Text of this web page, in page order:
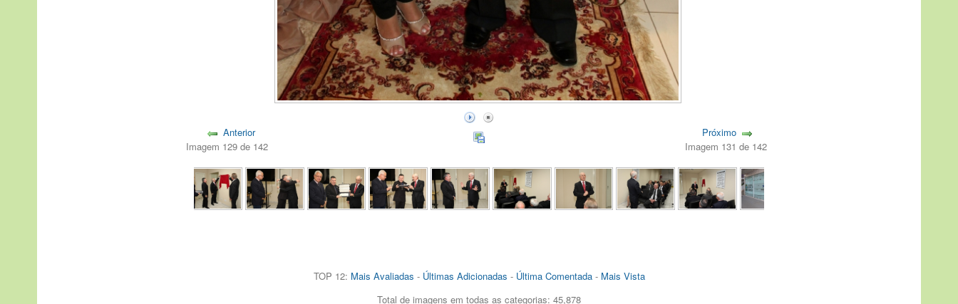
Anterior
Imagem 129 de 142
Próximo
Imagem 131 de 142
TOP 12: Mais Avaliadas - Últimas Adicionadas - Última Comentada- Mais Vista
Total de imagens em todas as categorias: 45,878